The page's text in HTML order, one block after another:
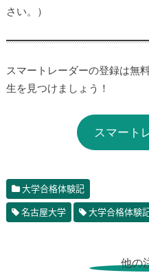
さい。）
スマートレーダーの登録は無
生を見つけましょう！
スマート
大学合格体験記
名古屋大学 大学合格体験
他の